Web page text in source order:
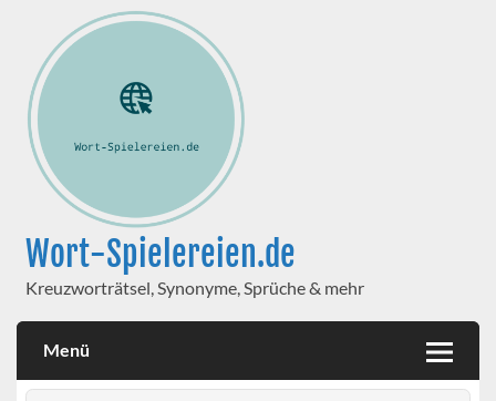
Wort-Spielereien.de
Kreuzworträtsel, Synonyme, Sprüche & mehr
Menü